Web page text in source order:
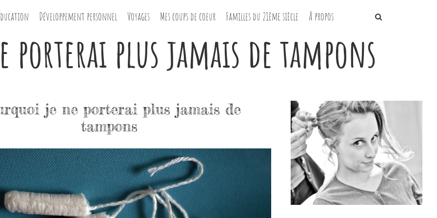
Développement personnel Voyages Mes coups de coeur Familles du 21ème siècle À propos
porterai plus jamais de tampons
je ne porterai plus jamais de
tampons